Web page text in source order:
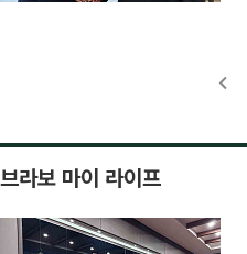
브라보 마이 라이프